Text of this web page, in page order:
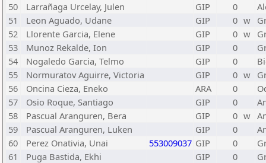
50
Larrañaga Urcelay, Julen GIP 0
51
Leon Aguado, Udane GIP 0 w
52
Llorente Garcia, Elene GIP 0 w
53
Munoz Rekalde, Ion GIP 0
54
Nogaledo Garcia, Telmo GIP 0
55
Normuratov Aguirre, Victoria GIP 0 w
56
Oncina Cieza, Eneko ARA 0
57
Osio Roque, Santiago GIP 0
58
Pascual Aranguren, Bera GIP 0 w
59
Pascual Aranguren, Luken GIP 0
60
Perez Onativia, Unai 553009037 GIP 0
61
Puga Bastida, Ekhi GIP 0